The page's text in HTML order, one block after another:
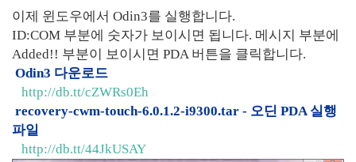
이제 윈도우에서 Odin3를 실행합니다.
ID:COM 부분에 숫자가 보이시면 됩니다. 메시지 부분에
Added!! 부분이 보이시면 PDA 버튼을 클릭합니다.
Odin3 다운로드
http://db.tt/cZWRs0Eh
recovery-cwm-touch-6.0.1.2-i9300.tar - 오딘 PDA 실행
파일
http://db.tt/44JkUSAY